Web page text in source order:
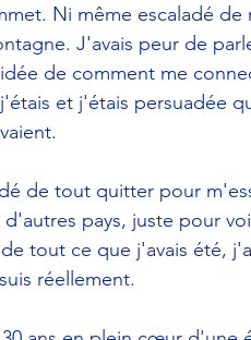
Ni même escaladé de
J'avais peur de
de comment me
et j'étais persuadée
de tout quitter pour
pays, juste pour
tout ce que j'avais été,
réellement.